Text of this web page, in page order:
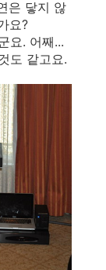
은 닿지 않
요?
요. 어째...
도 같고요.